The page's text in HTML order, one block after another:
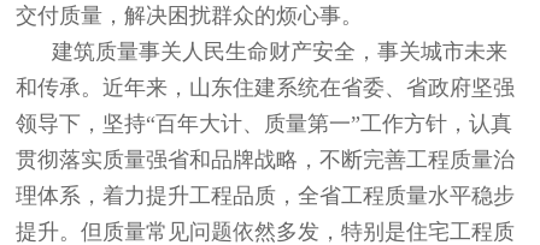
交付质量，解决困扰群众的烦心事。
建筑质量事关人民生命财产安全，事关城市未来
和传承。近年来，山东住建系统在省委、省政府坚强
领导下，坚持“百年大计、质量第一”工作方针，认真
贯彻落实质量强省和品牌战略，不断完善工程质量治
理体系，着力提升工程品质，全省工程质量水平稳步
提升。但质量常见问题依然多发，特别是住宅工程质